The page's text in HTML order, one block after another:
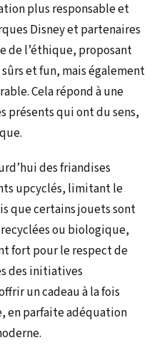
plus responsable et
Disney et partenaires
de l’éthique, proposant
et fun, mais également
Cela répond à une
présents qui ont du sens,
des friandises
upcyclés, limitant le
que certains jouets sont
ou biologique,
fort pour le respect de
des initiatives
un cadeau à la fois
en parfaite adéquation